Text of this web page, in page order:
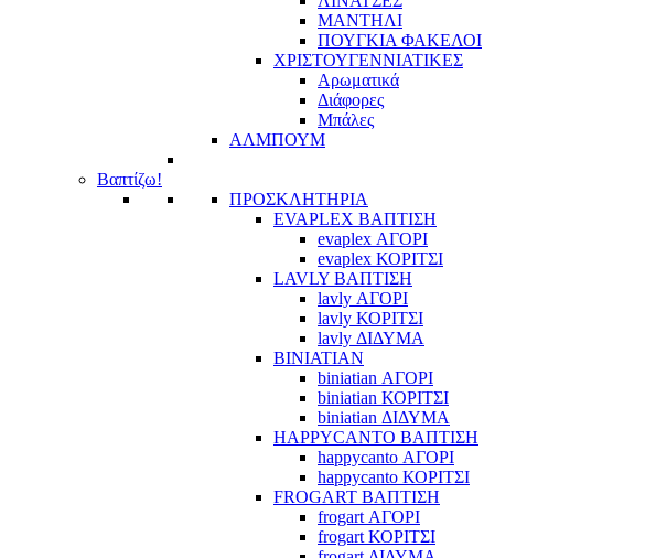
ΜΑΝΤΗΛΙ
ΠΟΥΓΚΙΑ ΦΑΚΕΛΟΙ
ΧΡΙΣΤΟΥΓΕΝΝΙΑΤΙΚΕΣ
Αρωματικά
Διάφορες
Μπάλες
ΑΛΜΠΟΥΜ
Βαπτίζω!
ΠΡΟΣΚΛΗΤΗΡΙΑ
EVAPLEX ΒΑΠΤΙΣΗ
evaplex ΑΓΟΡΙ
evaplex ΚΟΡΙΤΣΙ
LAVLY ΒΑΠΤΙΣΗ
lavly ΑΓΟΡΙ
lavly ΚΟΡΙΤΣΙ
lavly ΔΙΔΥΜΑ
BINIATIAN
biniatian ΑΓΟΡΙ
biniatian ΚΟΡΙΤΣΙ
biniatian ΔΙΔΥΜΑ
HAPPYCANTO ΒΑΠΤΙΣΗ
happycanto ΑΓΟΡΙ
happycanto ΚΟΡΙΤΣΙ
FROGART ΒΑΠΤΙΣΗ
frogart ΑΓΟΡΙ
frogart ΚΟΡΙΤΣΙ